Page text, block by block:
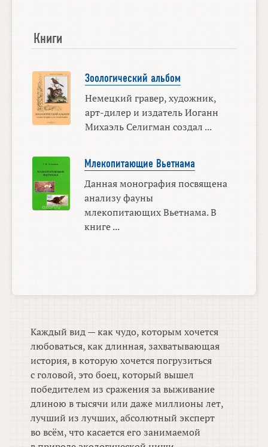
Книги
Зоологический альбом
Немецкий гравер, художник,
арт-дилер и издатель Иоганн
Михаэль Селигман создал ...
Млекопитающие Вьетнама
Данная монография посвящена
анализу фауны
млекопитающих Вьетнама. В
книге ...
Каждый вид — как чудо, которым хочется
любоваться, как длинная, захватывающая
история, в которую хочется погрузиться
с головой, это боец, который вышел
победителем из сражения за выживание
длиною в тысячи или даже миллионы лет,
лучший из лучших, абсолютный эксперт
во всём, что касается его занимаемой